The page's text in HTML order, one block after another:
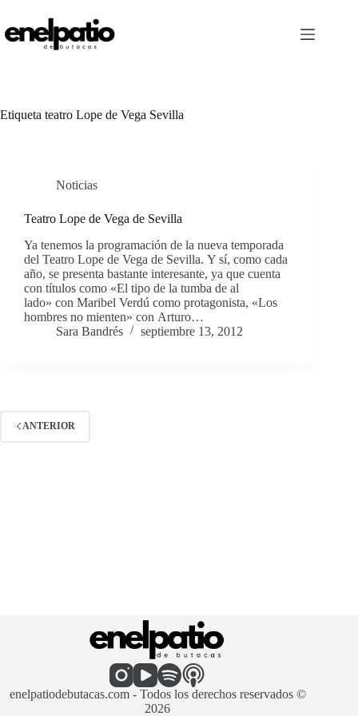
contenido
Etiqueta teatro Lope de Vega Sevilla
Noticias
Teatro Lope de Vega de Sevilla
Ya tenemos la programación de la nueva temporada
del Teatro Lope de Vega de Sevilla. Y sí, como cada
año, se presenta bastante interesante, ya que cuenta
con títulos como «El tipo de la tumba de al
lado» con Maribel Verdú como protagonista, «Los
hombres no mienten» con Arturo…
Sara Bandrés
septiembre 13, 2012
ANTERIOR
enelpatiodebutacas.com - Todos los derechos reservados ©
2026